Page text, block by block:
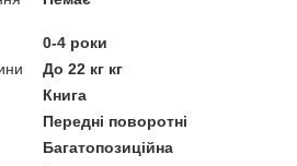
0-4 роки
До 22 кг кг
Книга
Передні поворотні
Багатопозиційна